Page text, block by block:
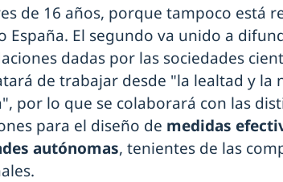
de 16 años, porque tampoco está
España. El segundo va unido a
dadas por las sociedades
de trabajar desde "la lealtad y la
por lo que se colaborará con las
para el diseño de medidas
autónomas, tenientes de las